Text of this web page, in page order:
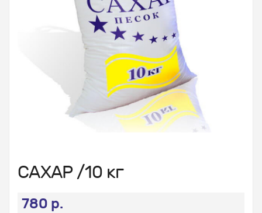
САХАР /10 кг
780 р.